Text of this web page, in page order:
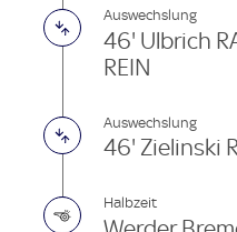
Auswechslung
46' Ulbrich
REIN
Auswechslung
46' Zielinski
Halbzeit